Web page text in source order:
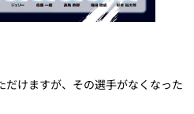
だけますが、その選手がなくなった